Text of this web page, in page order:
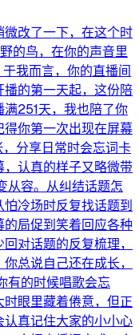
改了一下，在这个时
的鸟，在你的声音里
我而言，你的直播间
的第一天起，这份陪
251天，我也陪了你
你第一次出现在屏幕
分享日常时会忘词卡
认真的样子又略微带
从容。从纠结话题怎
冷场时反复找话题到
局促到笑着回应各种
对话题的反复梳理，
总说自己还在成长，
有的时候唱歌会忘
眼里藏着倦意，但正
真记住大家的小小心